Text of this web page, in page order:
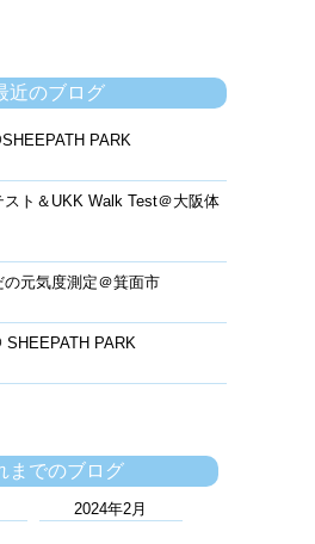
近のブログ
PARK
ト＆UKK Walk Test＠大阪体
元気度測定＠箕面市
SHEEPATH PARK
までのブログ
2024年2月